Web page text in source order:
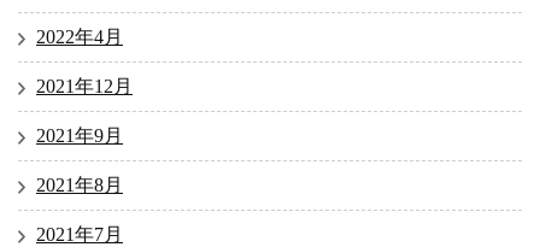
2022年4月
2021年12月
2021年9月
2021年8月
2021年7月